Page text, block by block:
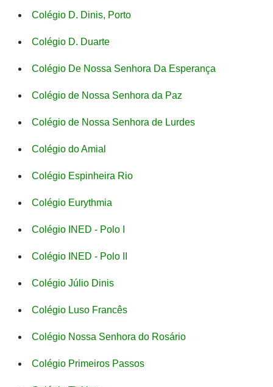
Colégio D. Dinis, Porto
Colégio D. Duarte
Colégio De Nossa Senhora Da Esperança
Colégio de Nossa Senhora da Paz
Colégio de Nossa Senhora de Lurdes
Colégio do Amial
Colégio Espinheira Rio
Colégio Eurythmia
Colégio INED - Polo I
Colégio INED - Polo II
Colégio Júlio Dinis
Colégio Luso Francês
Colégio Nossa Senhora do Rosário
Colégio Primeiros Passos